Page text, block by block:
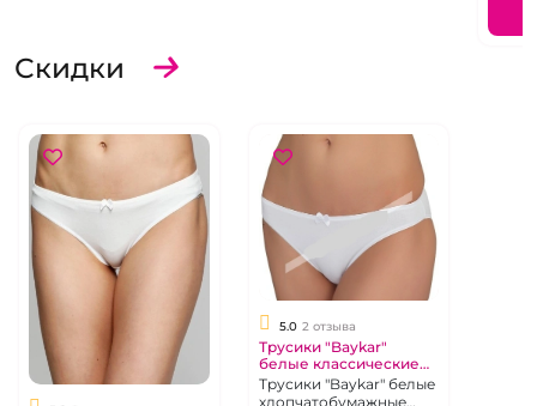
Скидки
5.0 2 отзыва
Трусики "Baykar"
белые классические
слипы с бантиком.
Трусики "Baykar" белые
хлопчатобумажные